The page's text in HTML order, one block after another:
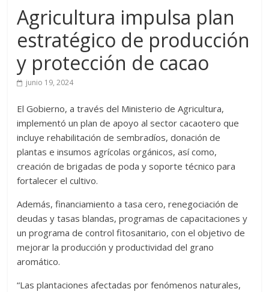
Agricultura impulsa plan
estratégico de producción
y protección de cacao
junio 19, 2024
El Gobierno, a través del Ministerio de Agricultura,
implementó un plan de apoyo al sector cacaotero que
incluye rehabilitación de sembradíos, donación de
plantas e insumos agrícolas orgánicos, así como,
creación de brigadas de poda y soporte técnico para
fortalecer el cultivo.
Además, financiamiento a tasa cero, renegociación de
deudas y tasas blandas, programas de capacitaciones y
un programa de control fitosanitario, con el objetivo de
mejorar la producción y productividad del grano
aromático.
“Las plantaciones afectadas por fenómenos naturales,